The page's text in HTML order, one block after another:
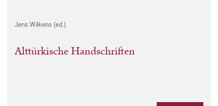
Jens Wilkens (ed.)
Alttürkische Handschriften